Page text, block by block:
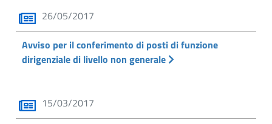
26/05/2017
Avviso per il conferimento di posti di funzione
dirigenziale di livello non generale
15/03/2017